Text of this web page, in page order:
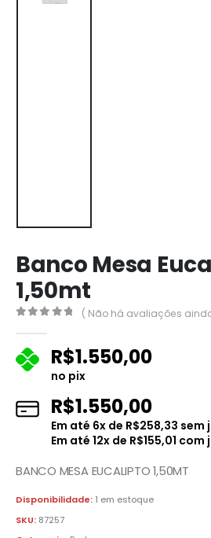
Banco Mesa
1,50mt
( Não há avaliações
R$1.550,00
no pix
R$1.550,00
Em até 6x de R$258,33 sem
Em até 12x de R$155,01 com
BANCO MESA EUCALIPTO 1,50MT
Disponibilidade: 1 em estoque
SKU: 87257